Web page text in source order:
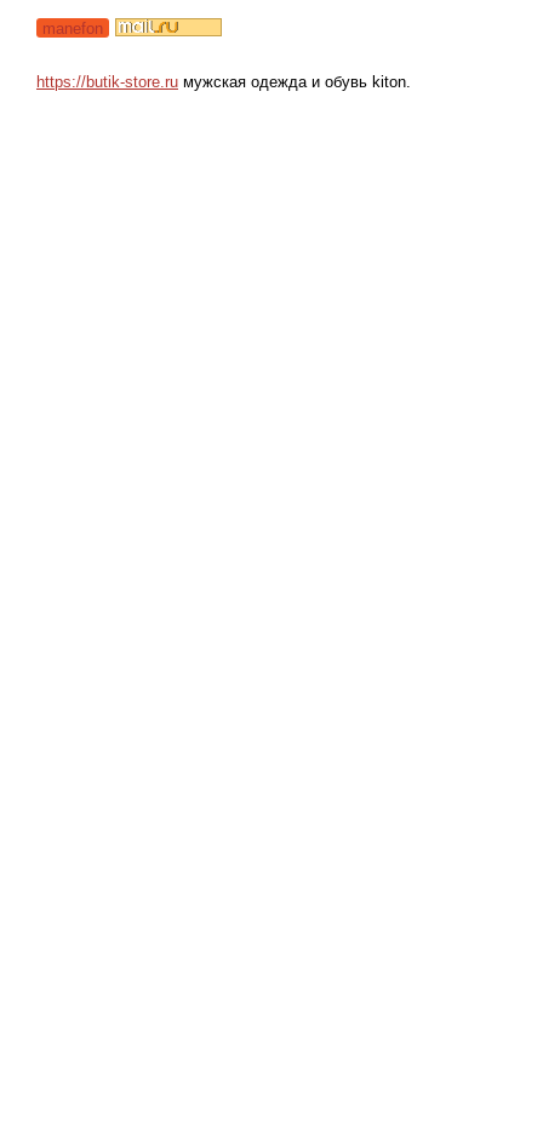
manefon
https://butik-store.ru мужская одежда и обувь kiton.